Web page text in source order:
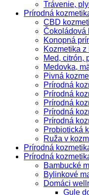
Trávenie,
Prírodná
CBD
Čokoládová
Konopná
Kozmetika z
Med, citrón,
Medovka,
Pivná
Prírodná
Prírodná
Prírodná
Prírodná
Prírodná
Probiotická
Ruža v
Prírodná
Prírodná
Bambucké
Bylinkové
Domáci
Gule